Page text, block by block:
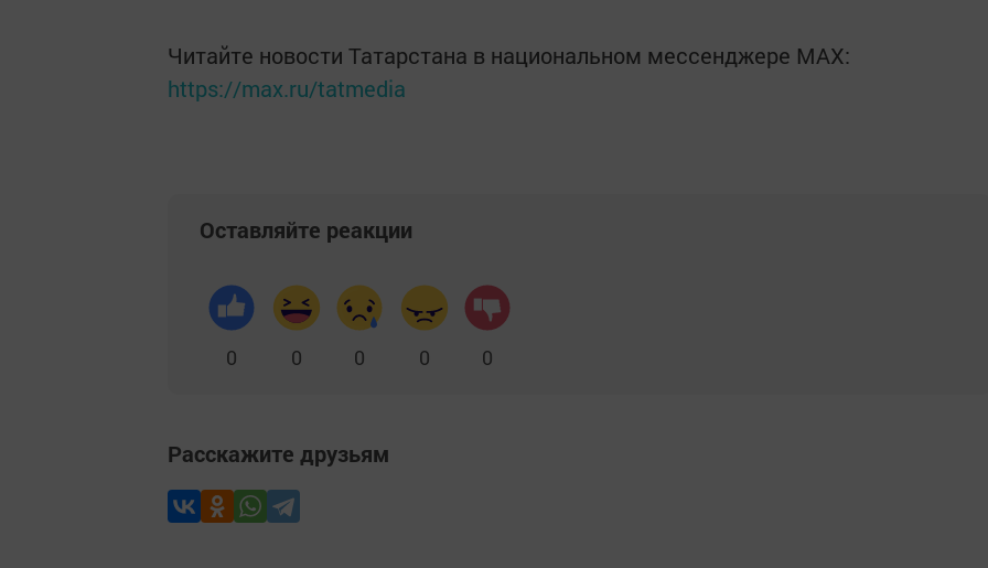
Читайте новости Татарстана в национальном мессенджере MАХ:
https://max.ru/tatmedia
Оставляйте реакции
0 0 0 0 0
Расскажите друзьям